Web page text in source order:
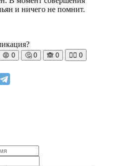
и ничего не помнит.
😡 0 🤔 0 🙈 0 🧘‍♀️ 0